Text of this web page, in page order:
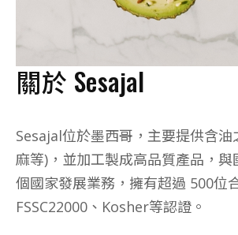
關於 Sesajal
Sesajal位於墨西哥，主要提供含
麻等)，並加工製成高品質產品，與
個國家發展業務，擁有超過 500位
FSSC22000、Kosher等認證。